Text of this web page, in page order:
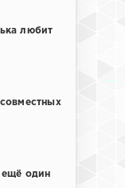
любит
ещё один